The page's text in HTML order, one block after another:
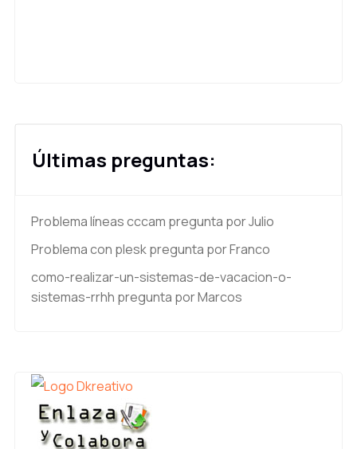
Últimas preguntas:
Problema líneas cccam pregunta por Julio
Problema con pleskpregunta por Franco
como-realizar-un-sistemas-de-vacacion-o-
sistemas-rrhh pregunta por Marcos